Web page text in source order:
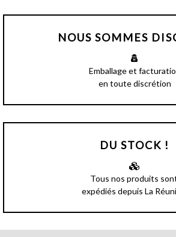
NOUS SOMMES
Emballage et
en toute discrétion
DU STOCK !
Tous nos produits
expédiés depuis La